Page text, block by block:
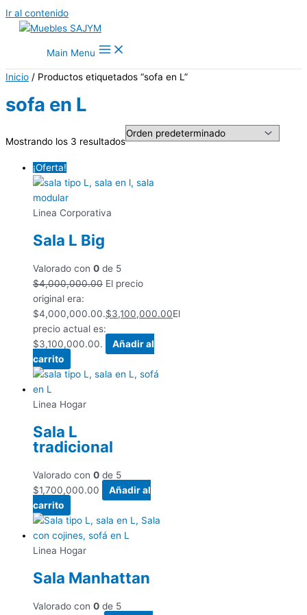
Ir al contenido
Main Menu
Inicio / Productos etiquetados “sofa en L”
sofa en L
Mostrando los 3 resultados
¡Oferta!
Linea Corporativa
Sala L Big
Valorado con 0 de 5
$4,000,000.00 El precio
original era:
$4,000,000.00.$3,100,000.00El
precio actual es:
$3,100,000.00.
Añadir al
carrito
Linea Hogar
Sala L
tradicional
Valorado con 0 de 5
$1,700,000.00
Añadir al
carrito
Linea Hogar
Sala Manhattan
Valorado con 0 de 5